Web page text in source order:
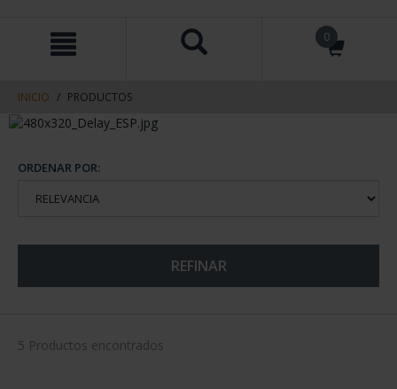
contenido
navegacin
0
INICIO PRODUCTOS
ORDENAR POR:
REFINAR
5 Productos encontrados